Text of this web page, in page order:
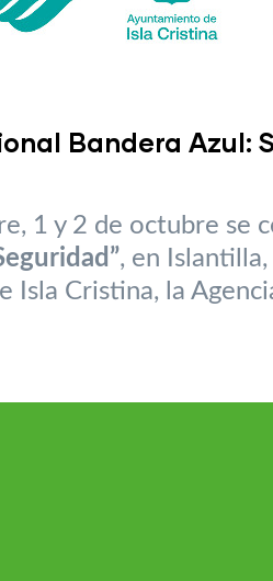
Bandera Azul:
1 y 2 de octubre se
, en
Isla Cristina, la